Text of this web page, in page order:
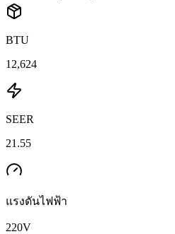
BTU
12,624
SEER
21.55
แรงดันไฟฟ้า
220V